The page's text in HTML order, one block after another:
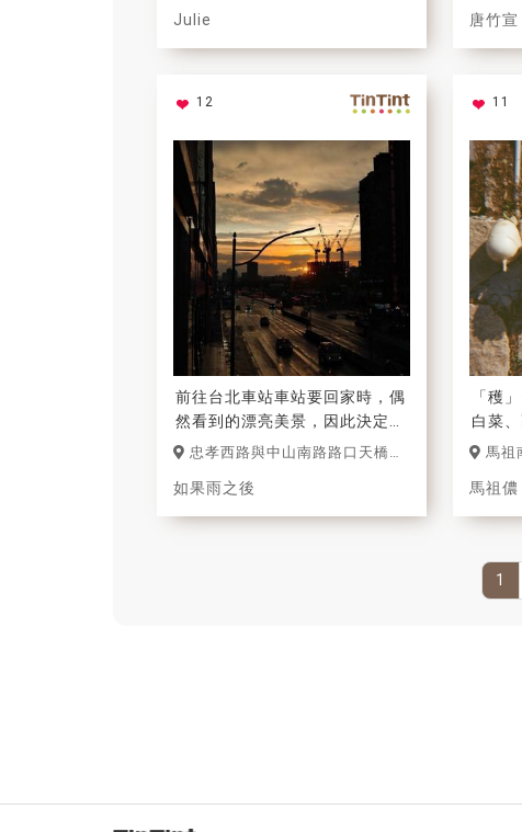
Julie 唐竹
12
前往台北車站車站要回家時，偶
然看到的漂亮美景，因此決定
下，爬上天橋拍攝美麗的雨後美
忠孝西路與中山南路路口天橋
如果雨之後
11
「穫
白菜
馬祖
馬祖儂
1